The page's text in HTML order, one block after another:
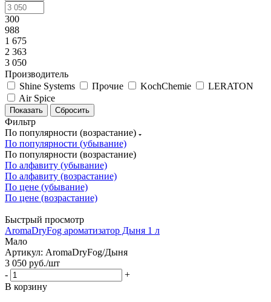
300
988
1 675
2 363
3 050
Производитель
Shine Systems
Прочие KochChemie
LERATON
Air Spice
Сбросить
Фильтр
По популярности (возрастание)
По популярности (убывание)
По популярности (возрастание)
По алфавиту (убывание)
По алфавиту (возрастание)
По цене (убывание)
По цене (возрастание)
Быстрый просмотр
AromaDryFog ароматизатор Дыня 1 л
Мало
Артикул: AromaDryFog/Дыня
3 050 руб./шт
-
+
В корзину